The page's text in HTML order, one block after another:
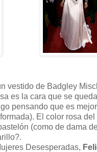
vestido de Badgley
es la cara que se
pensando que es
El color rosa
(como de dama
Desesperadas,